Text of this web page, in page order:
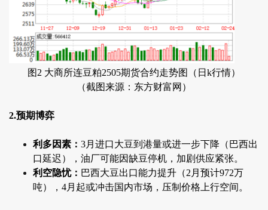
图2 大商所连豆粕2505期货合约走势图（日k行情）
（截图来源：东方财富网）
2.预期博弈
利多因素： 3月进口大豆到港量或进一步下降（巴西出
口延迟），油厂可能因缺豆停机，加剧供应紧张。
利空隐忧： 巴西大豆出口能力提升（2月预计972万
吨），4月起或冲击国内市场，压制价格上行空间。